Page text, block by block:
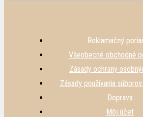
Reklamačný
Všeobecné obchodné
Zásady ochrany
Zásady používania
Doprava
Môj účet